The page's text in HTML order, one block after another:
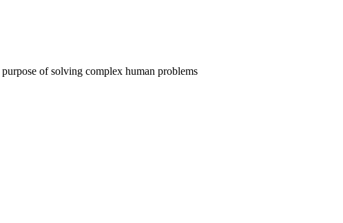
of solving complex human problems